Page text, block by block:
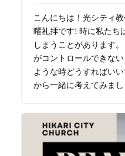
こんにちは！光シティ
曜礼拝です! 時に私たち
しまうことがあります
がコントロールできな
ような時どうすればい
から一緒に考えてみまし